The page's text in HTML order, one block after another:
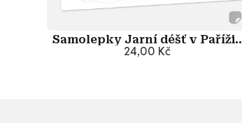
Samolepky Jarní déšť v Paříži -
Romantika
24,00 Kč
Přidat do košíku